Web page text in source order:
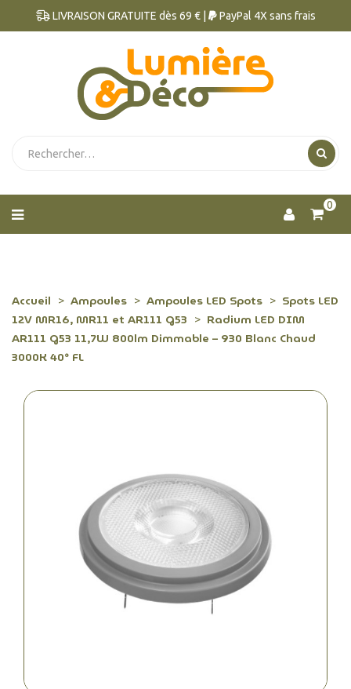
LIVRAISON GRATUITE dès 69 € | PayPal 4X sans frais
0
Accueil Ampoules Ampoules LED Spots
Spots LED
12V MR16, MR11 et AR111 G53
Radium LED DIM
AR111 G53 11,7W 800lm Dimmable – 930 Blanc Chaud
3000K 40° FL